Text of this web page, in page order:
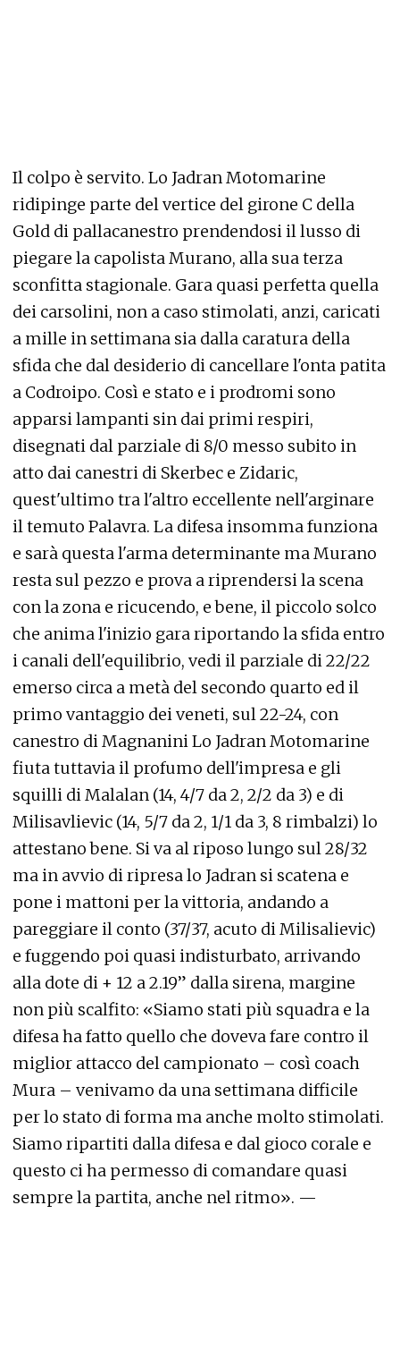
Il colpo è servito. Lo Jadran Motomarine
ridipinge parte del vertice del girone C della
Gold di pallacanestro prendendosi il lusso di
piegare la capolista Murano, alla sua terza
sconfitta stagionale. Gara quasi perfetta quella
dei carsolini, non a caso stimolati, anzi, caricati
a mille in settimana sia dalla caratura della
sfida che dal desiderio di cancellare l'onta patita
a Codroipo. Così e stato e i prodromi sono
apparsi lampanti sin dai primi respiri,
disegnati dal parziale di 8/0 messo subito in
atto dai canestri di Skerbec e Zidaric,
quest'ultimo tra l'altro eccellente nell'arginare
il temuto Palavra. La difesa insomma funziona
e sarà questa l'arma determinante ma Murano
resta sul pezzo e prova a riprendersi la scena
con la zona e ricucendo, e bene, il piccolo solco
che anima l'inizio gara riportando la sfida entro
i canali dell'equilibrio, vedi il parziale di 22/22
emerso circa a metà del secondo quarto ed il
primo vantaggio dei veneti, sul 22-24, con
canestro di Magnanini Lo Jadran Motomarine
fiuta tuttavia il profumo dell'impresa e gli
squilli di Malalan (14, 4/7 da 2, 2/2 da 3) e di
Milisavlievic (14, 5/7 da 2, 1/1 da 3, 8 rimbalzi) lo
attestano bene. Si va al riposo lungo sul 28/32
ma in avvio di ripresa lo Jadran si scatena e
pone i mattoni per la vittoria, andando a
pareggiare il conto (37/37, acuto di Milisalievic)
e fuggendo poi quasi indisturbato, arrivando
alla dote di + 12 a 2.19” dalla sirena, margine
non più scalfito: «Siamo stati più squadra e la
difesa ha fatto quello che doveva fare contro il
miglior attacco del campionato – così coach
Mura – venivamo da una settimana difficile
per lo stato di forma ma anche molto stimolati.
Siamo ripartiti dalla difesa e dal gioco corale e
questo ci ha permesso di comandare quasi
sempre la partita, anche nel ritmo». —